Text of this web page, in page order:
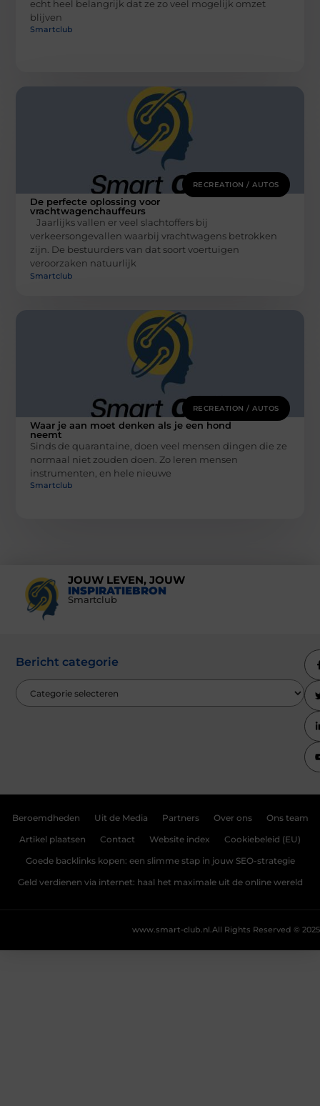
echt heel belangrijk dat ze zo veel mogelijk omzet
blijven
Smartclub
RECREATION / AUTOS
De perfecte oplossing voor
vrachtwagenchauffeurs
Jaarlijks vallen er veel slachtoffers bij
verkeersongevallen waarbij vrachtwagens betrokken
zijn. De bestuurders van dat soort voertuigen
veroorzaken natuurlijk
Smartclub
RECREATION / AUTOS
Waar je aan moet denken als je een hond
neemt
Sinds de quarantaine, doen veel mensen dingen die ze
normaal niet zouden doen. Zo leren mensen
instrumenten, en hele nieuwe
Smartclub
JOUW LEVEN, JOUW
INSPIRATIEBRON
Smartclub
Bericht categorie
Beroemdheden Uit de Media Partners Over ons Ons team
Artikel plaatsen Contact Website index Cookiebeleid (EU)
Goede backlinks kopen: een slimme stap in jouw SEO-strategie
Geld verdienen via internet: haal het maximale uit de online wereld
All Rights Reserved © 2025
www.smart-club.nl.